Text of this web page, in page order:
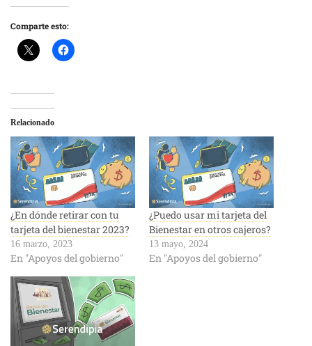
Comparte esto:
Relacionado
¿En dónde retirar con tu
tarjeta del bienestar 2023?
16 marzo, 2023
En "Apoyos del gobierno"
¿Puedo usar mi tarjeta del
Bienestar en otros cajeros?
13 mayo, 2024
En "Apoyos del gobierno"